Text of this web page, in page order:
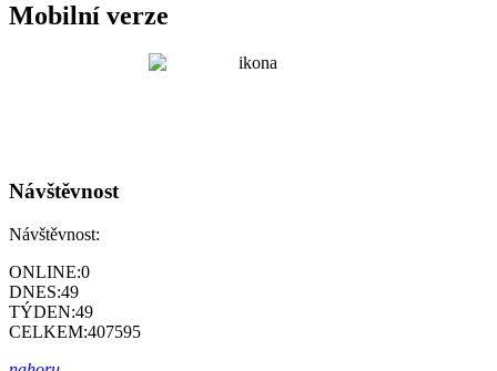
Mobilní verze
Návštěvnost
Návštěvnost:
ONLINE:0
DNES:49
TÝDEN:49
CELKEM:407595